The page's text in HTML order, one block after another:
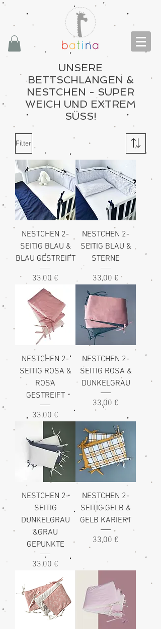
UNSERE
BETTSCHLANGEN &
NESTCHEN - SUPER
WEICH UND EXTREM
SÜSS!
Filter
NESTCHEN 2-
SEITIG BLAU &
BLAU GESTREIFT
Preis
33,00 €
NESTCHEN 2-
SEITIG BLAU &
STERNE
Preis
33,00 €
NESTCHEN 2-
SEITIG ROSA &
ROSA
GESTREIFT
Preis
33,00 €
NESTCHEN 2-
SEITIG ROSA &
DUNKELGRAU
Preis
33,00 €
NESTCHEN 2-
SEITIG
DUNKELGRAU
&GRAU
GEPUNKTE
Preis
33,00 €
NESTCHEN 2-
SEITIG GELB &
GELB KARIERT
Preis
33,00 €